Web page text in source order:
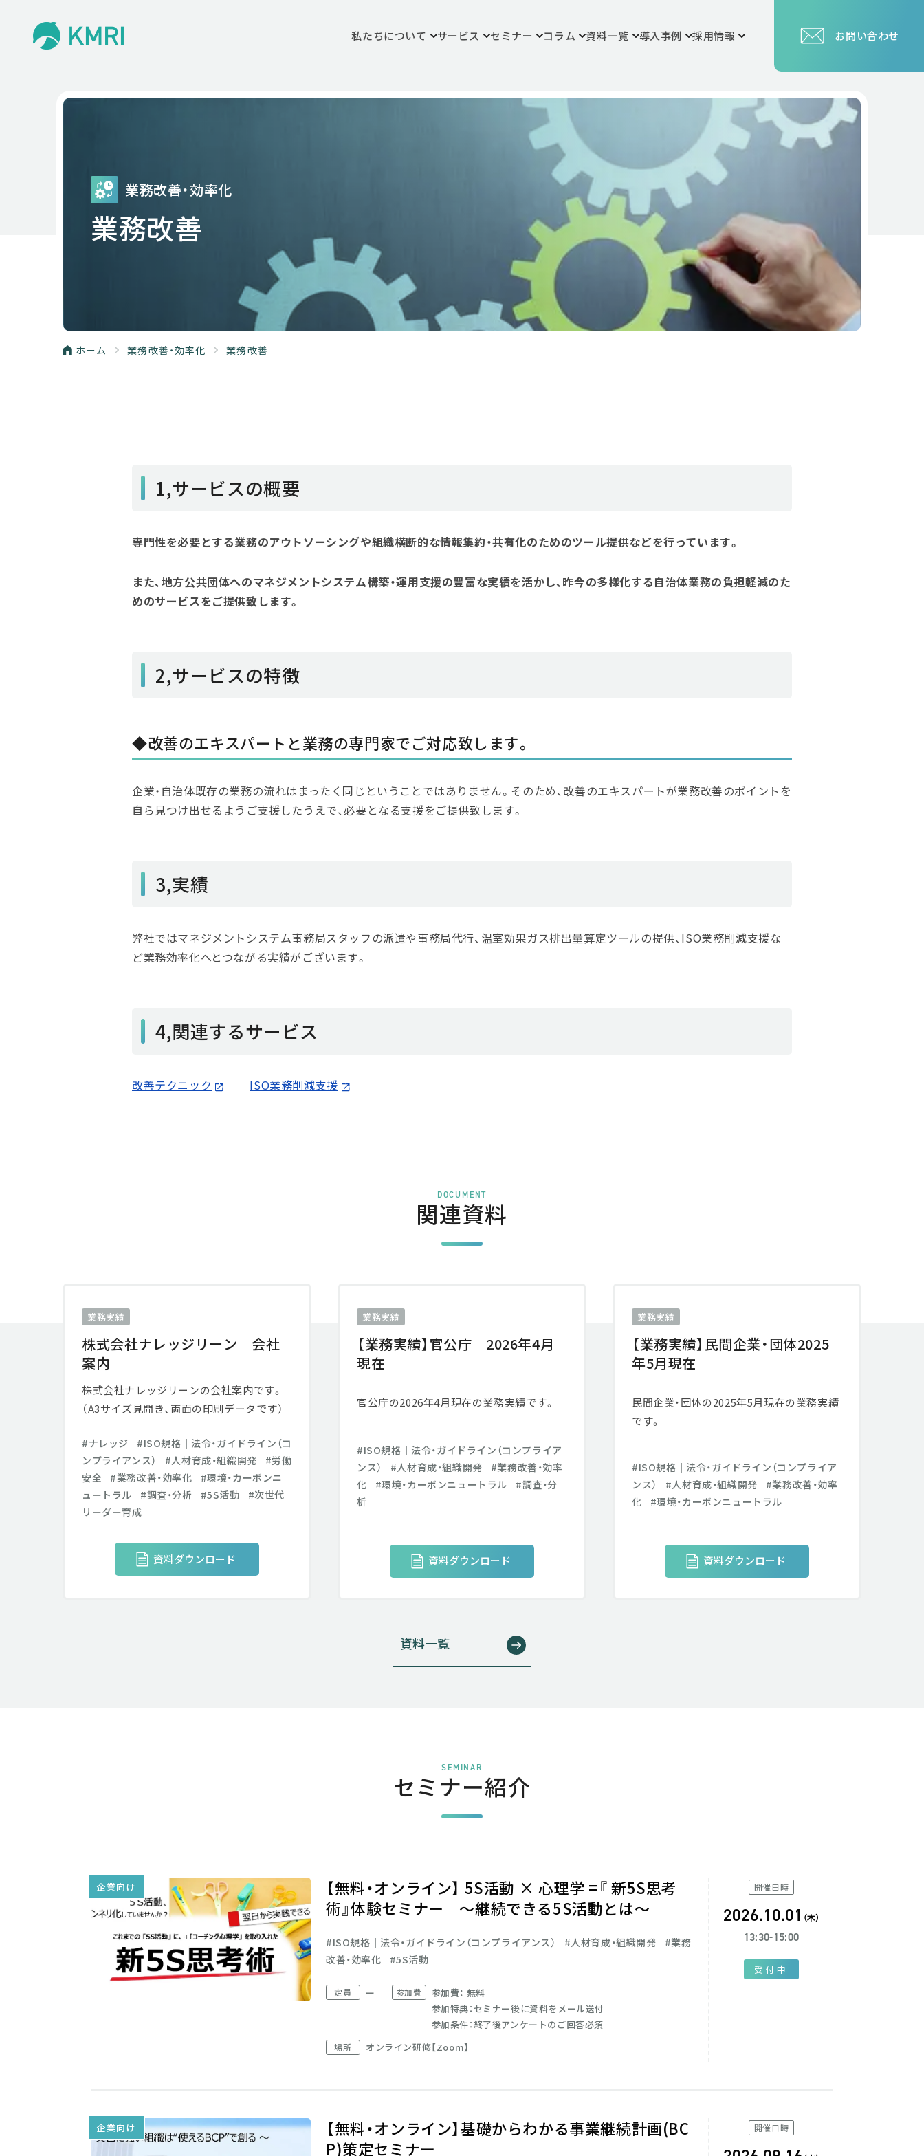
私たちについて サービス セミナー コラム 資料一覧 導入事例 採用情報 お問い合わせ
業務改善・効率化
業務改善
ホーム 業務改善・効率化 業務改善
1,サービスの概要
専門性を必要とする業務のアウトソーシングや組織横断的な情報集約・共有化のためのツール提供などを行っています。
また、地方公共団体へのマネジメントシステム構築・運用支援の豊富な実績を活かし、昨今の多様化する自治体業務の負担軽減のた
めのサービスをご提供致します。
2,サービスの特徴
◆改善のエキスパートと業務の専門家でご対応致します。
企業・自治体既存の業務の流れはまったく同じということではありません。そのため、改善のエキスパートが業務改善のポイントを
自ら見つけ出せるようご支援したうえで、必要となる支援をご提供致します。
3,実績
弊社ではマネジメントシステム事務局スタッフの派遣や事務局代行、温室効果ガス排出量算定ツールの提供、ISO業務削減支援な
ど業務効率化へとつながる実績がございます。
4,関連するサービス
改善テクニック ISO業務削減支援
DOCUMENT
関連資料
業務実績
株式会社ナレッジリーン 会社
案内
株式会社ナレッジリーンの会社案内です。
（A3サイズ見開き、両面の印刷データです）
ナレッジ
ISO規格│法令・ガイドライン（コ
ンプライアンス）
人材育成・組織開発
労働
安全
業務改善・効率化
環境・カーボンニ
ュートラル
調査・分析 5S活動
次世代
リーダー育成
資料ダウンロード
業務実績
【業務実績】官公庁 2026年4月
現在
官公庁の2026年4月現在の業務実績です。
ISO規格│法令・ガイドライン（コンプライア
ンス）
人材育成・組織開発
業務改善・効率
化
環境・カーボンニュートラル
調査・分
析
資料ダウンロード
業務実績
【業務実績】民間企業・団体2025
年5月現在
民間企業・団体の2025年5月現在の業務実績
です。
ISO規格│法令・ガイドライン（コンプライア
ンス）
人材育成・組織開発
業務改善・効率
化
環境・カーボンニュートラル
資料ダウンロード
資料一覧
SEMINAR
セミナー紹介
企業向け
【無料・オンライン】 5S活動 × 心理学 =『 新5S思考
術』体験セミナー ～継続できる5S活動とは～
ISO規格│法令・ガイドライン（コンプライアンス） 人材育成・組織開発
業務
改善・効率化
5S活動
定員 ー 参加費
参加費： 無料
参加特典：セミナー後に資料をメール送付
参加条件：終了後アンケートのご回答必須
場所 オンライン研修【Zoom】
開催日時
2026.10.01 （木）
13:30-15:00
受付中
企業向け
【無料・オンライン】基礎からわかる事業継続計画(BC
P)策定セミナー
開催日時